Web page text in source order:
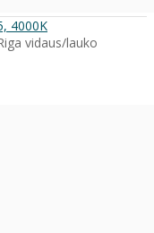
4000K
vidaus/lauko